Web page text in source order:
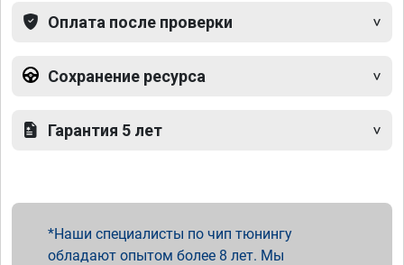
Оплата после проверки
Сохранение ресурса
Гарантия 5 лет
Наши специалисты по чип тюнингу
обладают опытом более 8 лет. Мы